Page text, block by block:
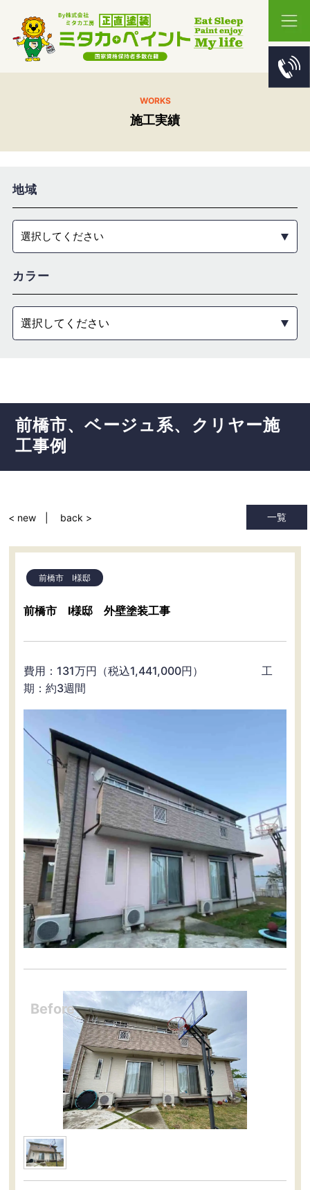
WORKS
施工実績
地域
選択してください
カラー
選択してください
前橋市 ベージュ系 クリヤー施
工事例
一覧
< new back >
前橋市 I様邸
前橋市 I様邸 外壁塗装工事
費用：131万円（税込1,441,000円） 工
期：約3週間